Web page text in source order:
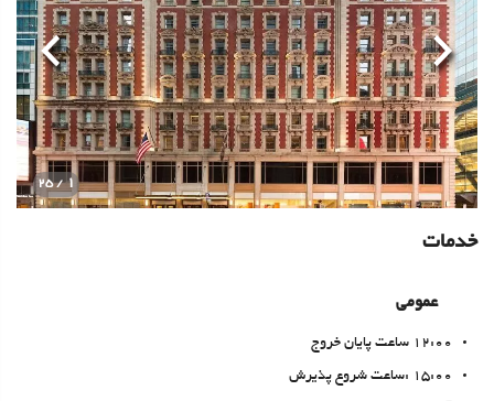
1
/ 25
قبلی بعدی
خدمات
عمومی
12:00 ساعت پایان خروج
15:00 :ساعت شروع پذیرش